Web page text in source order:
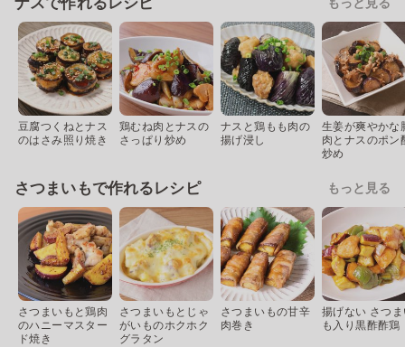
豆腐つくねとナス
のはさみ照り焼き
鶏むね肉とナスの
さっぱり炒め
ナスと鶏もも肉の
揚げ浸し
生姜が爽やかな
肉とナスのポン
炒め
さつまいもで作れるレシピ もっと見る
さつまいもと鶏肉
のハニーマスター
ド焼き
さつまいもとじゃ
がいものホクホク
グラタン
さつまいもの甘辛
肉巻き
揚げない さつ
も入り黒酢酢鶏